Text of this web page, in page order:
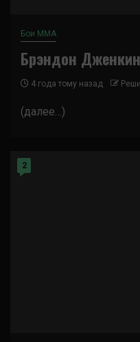
Бои ММА
Брэндон
4 года тому назад
(далее…)
2